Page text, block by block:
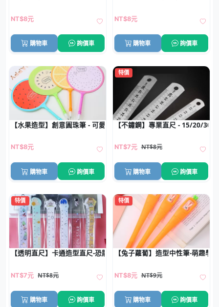
NT$8元
購物車 詢價車
NT$8元
購物車 詢價車
【水果造型】創意圓珠筆 - 可愛卡通扇子筆
NT$8元
購物車 詢價車
特價
【不鏽鋼】專業直尺 - 15/20/
NT$7元 NT$8元
購物車 詢價車
特價
【透明直尺】卡通造型直尺-恐龍太空人學生文具
NT$7元 NT$8元
購物車 詢價車
特價
【兔子蘿蔔】造型中性筆-萌趣學
NT$8元 NT$9元
購物車 詢價車